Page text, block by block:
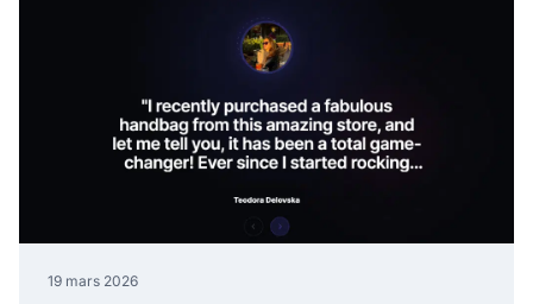
19 mars 2026